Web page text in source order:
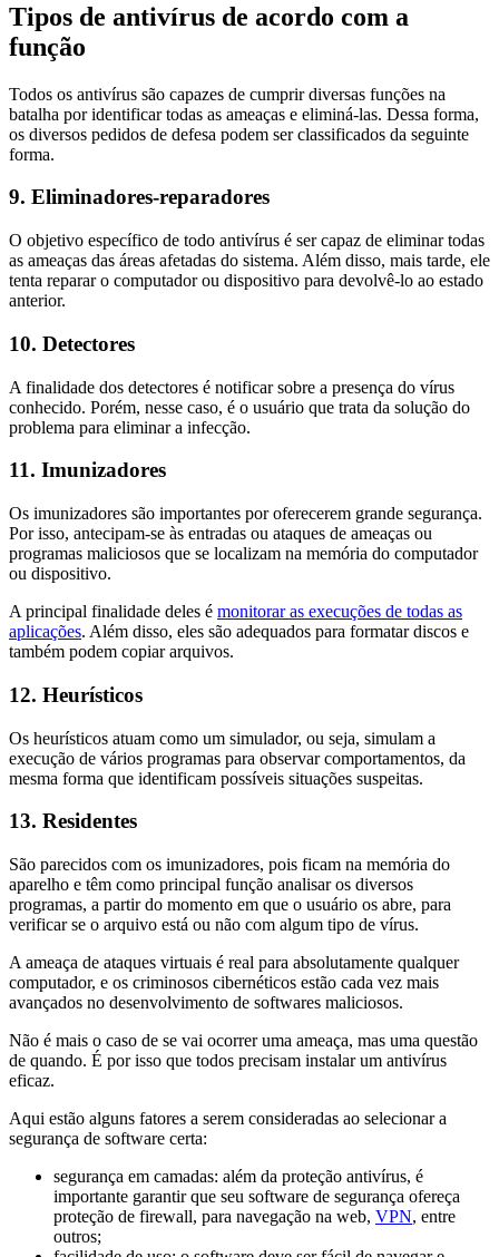
Tipos de antivírus de acordo com a
função
Todos os antivírus são capazes de cumprir diversas funções na
batalha por identificar todas as ameaças e eliminá-las. Dessa forma,
os diversos pedidos de defesa podem ser classificados da seguinte
forma.
9. Eliminadores-reparadores
O objetivo específico de todo antivírus é ser capaz de eliminar todas
as ameaças das áreas afetadas do sistema. Além disso, mais tarde, ele
tenta reparar o computador ou dispositivo para devolvê-lo ao estado
anterior.
10. Detectores
A finalidade dos detectores é notificar sobre a presença do vírus
conhecido. Porém, nesse caso, é o usuário que trata da solução do
problema para eliminar a infecção.
11. Imunizadores
Os imunizadores são importantes por oferecerem grande segurança.
Por isso, antecipam-se às entradas ou ataques de ameaças ou
programas maliciosos que se localizam na memória do computador
ou dispositivo.
A principal finalidade deles é monitorar as execuções de todas as
aplicações. Além disso, eles são adequados para formatar discos e
também podem copiar arquivos.
12. Heurísticos
Os heurísticos atuam como um simulador, ou seja, simulam a
execução de vários programas para observar comportamentos, da
mesma forma que identificam possíveis situações suspeitas.
13. Residentes
São parecidos com os imunizadores, pois ficam na memória do
aparelho e têm como principal função analisar os diversos
programas, a partir do momento em que o usuário os abre, para
verificar se o arquivo está ou não com algum tipo de vírus.
A ameaça de ataques virtuais é real para absolutamente qualquer
computador, e os criminosos cibernéticos estão cada vez mais
avançados no desenvolvimento de softwares maliciosos.
Não é mais o caso de se vai ocorrer uma ameaça, mas uma questão
de quando. É por isso que todos precisam instalar um antivírus
eficaz.
Aqui estão alguns fatores a serem consideradas ao selecionar a
segurança de software certa:
segurança em camadas: além da proteção antivírus, é
importante garantir que seu software de segurança ofereça
proteção de firewall, para navegação na web, VPN, entre
outros;